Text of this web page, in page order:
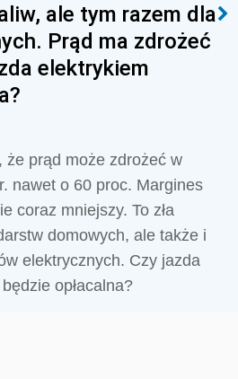
ale tym razem dla
Prąd ma zdrożeć
elektrykiem
że prąd może zdrożeć w
nawet o 60 proc. Margines
coraz mniejszy. To zła
domowych, ale także i
elektrycznych. Czy jazda
opłacalna?